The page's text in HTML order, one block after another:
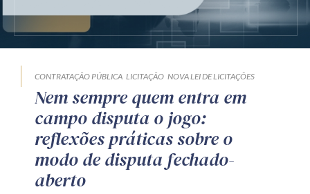
CONTRATAÇÃO PÚBLICA LICITAÇÃO NOVA LEI DE LICITAÇÕES
Nem sempre quem entra em
campo disputa o jogo:
reflexões práticas sobre o
modo de disputa fechado-
aberto